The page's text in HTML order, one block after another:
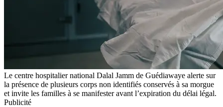
Le centre hospitalier national Dalal Jamm de Guédiawaye alerte sur
la présence de plusieurs corps non identifiés conservés à sa morgue
et invite les familles à se manifester avant l’expiration du délai légal.
Publicité